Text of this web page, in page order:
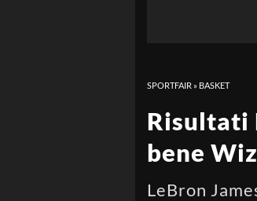
SPORTFAIR » BASKET
Risultati
bene
LeBron